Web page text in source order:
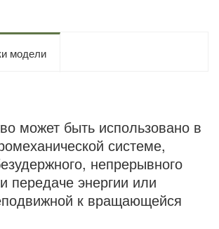
модели
может быть использовано в
системе,
непрерывного
передаче энергии или
к вращающейся